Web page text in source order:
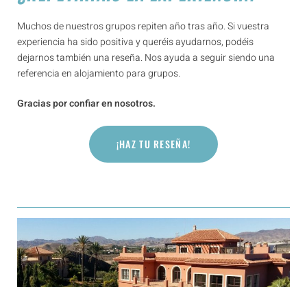
Muchos de nuestros grupos repiten año tras año. Si vuestra
experiencia ha sido positiva y queréis ayudarnos, podéis
dejarnos también una reseña. Nos ayuda a seguir siendo una
referencia en alojamiento para grupos.
Gracias por confiar en nosotros.
¡HAZ TU RESEÑA!